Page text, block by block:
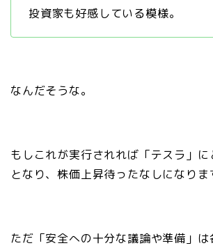
投資家も好感している模様。
なんだそうな。
もしこれが実行されれば「テスラ」
となり、株価上昇待ったなしになりま
ただ「安全への十分な議論や準備」は